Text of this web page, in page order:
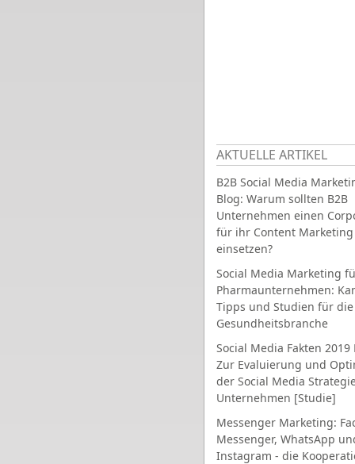
AKTUELLE ARTIKEL
B2B Social Media
Blog: Warum sollten B2B
Unternehmen einen
für ihr Content Marketing
einsetzen?
Social Media Marketing
Pharmaunternehmen:
Tipps und Studien für die
Gesundheitsbranche
Social Media Fakten 2019
Zur Evaluierung und
der Social Media
Unternehmen [Studie]
Messenger Marketing:
Messenger, WhatsApp
Instagram - die